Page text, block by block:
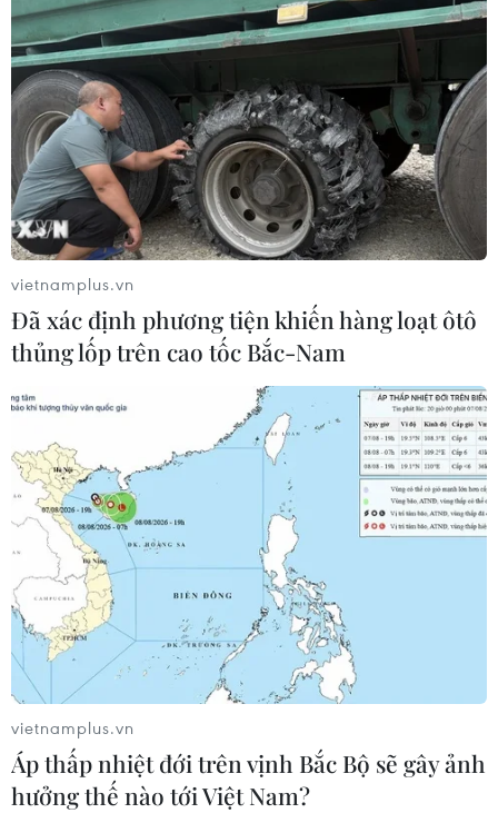
vietnamplus.vn
Đã xác định phương tiện khiến hàng loạt ôtô
thủng lốp trên cao tốc Bắc-Nam
vietnamplus.vn
Áp thấp nhiệt đới trên vịnh Bắc Bộ sẽ gây ảnh
hưởng thế nào tới Việt Nam?